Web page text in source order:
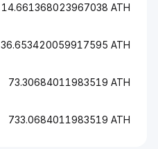
14.661368023967038 ATH
36.653420059917595 ATH
73.30684011983519 ATH
733.0684011983519 ATH